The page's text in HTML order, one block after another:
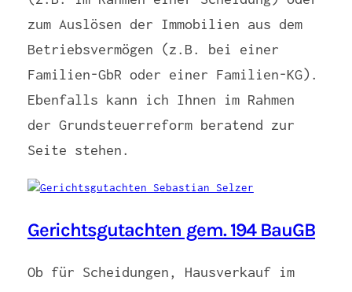
zum Auslösen der Immobilien aus dem
Betriebsvermögen (z.B. bei einer
Familien-GbR oder einer Familien-KG).
Ebenfalls kann ich Ihnen im Rahmen
der Grundsteuerreform beratend zur
Seite stehen.
Gerichtsgutachten gem. 194 BauGB
Ob für Scheidungen, Hausverkauf im